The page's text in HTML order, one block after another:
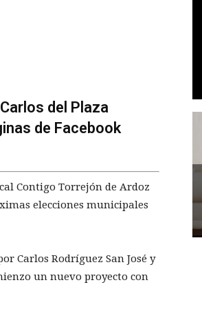
del Plaza
de Facebook
Contigo Torrejón de Ardoz
elecciones municipales
Carlos Rodríguez San José y
un nuevo proyecto con